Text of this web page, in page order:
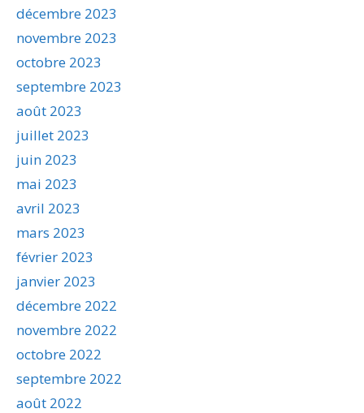
décembre 2023
novembre 2023
octobre 2023
septembre 2023
août 2023
juillet 2023
juin 2023
mai 2023
avril 2023
mars 2023
février 2023
janvier 2023
décembre 2022
novembre 2022
octobre 2022
septembre 2022
août 2022